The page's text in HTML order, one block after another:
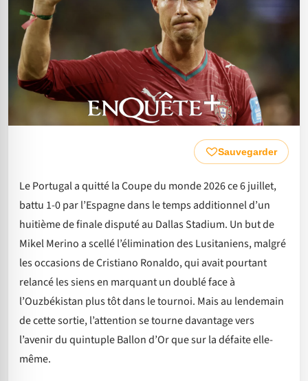
Sauvegarder
Le Portugal a quitté la Coupe du monde 2026 ce 6 juillet,
battu 1-0 par l’Espagne dans le temps additionnel d’un
huitième de finale disputé au Dallas Stadium. Un but de
Mikel Merino a scellé l’élimination des Lusitaniens, malgré
les occasions de Cristiano Ronaldo, qui avait pourtant
relancé les siens en marquant un doublé face à
l’Ouzbékistan plus tôt dans le tournoi. Mais au lendemain
de cette sortie, l’attention se tourne davantage vers
l’avenir du quintuple Ballon d’Or que sur la défaite elle-
même.